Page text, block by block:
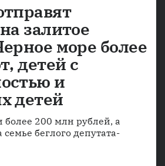
залитое
море более
детей с
и
детей
более 200 млн рублей, а
беглого депутата-